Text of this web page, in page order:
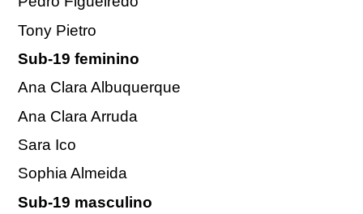
Tony Pietro
Sub-19 feminino
Ana Clara Albuquerque
Ana Clara Arruda
Sara Ico
Sophia Almeida
Sub-19 masculino